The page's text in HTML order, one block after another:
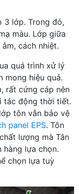
3 lớp. Trong đó,
màu. Lớp giữa
cách nhiệt.
quá trình xử lý
mong hiệu quả.
rất cứng cáp nên
tác động thời tiết.
tôn vẫn bảo vệ
panel EPS. Tôn
lượng mà Tân
hàng lựa chọn.
chọn lựa tuỳ